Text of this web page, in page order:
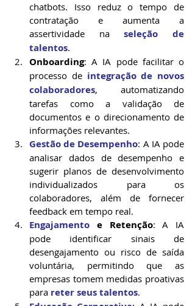
chatbots. Isso reduz o tempo de
contratação e aumenta a
assertividade na seleção de
talentos.
Onboarding: A IA pode facilitar o
processo de integração de novos
colaboradores, automatizando
tarefas como a validação de
documentos e o direcionamento de
informações relevantes.
Gestão de Desempenho: A IA pode
analisar dados de desempenho e
sugerir planos de desenvolvimento
individualizados para os
colaboradores, além de fornecer
feedback em tempo real.
Engajamento e Retenção: A IA
pode identificar sinais de
desengajamento ou risco de saída
voluntária, permitindo que as
empresas tomem medidas proativas
para reter seus talentos.